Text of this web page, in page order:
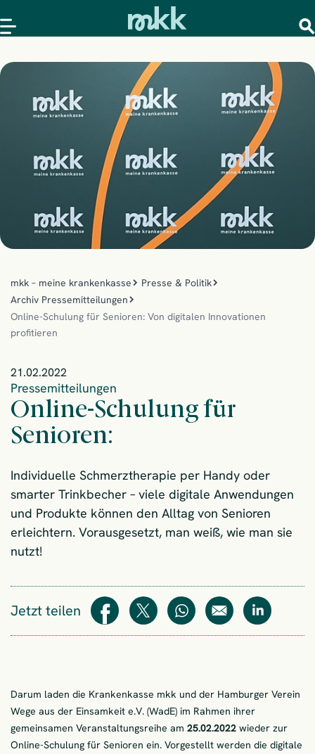
mkk – meine krankenkasse
Presse & Politik
Archiv Pressemitteilungen
Online-Schulung für Senioren: Von digitalen Innovationen
profitieren
21.02.2022
Pressemitteilungen
Online-Schulung für
Senioren:
Individuelle Schmerztherapie per Handy oder
smarter Trinkbecher – viele digitale Anwendungen
und Produkte können den Alltag von Senioren
erleichtern. Vorausgesetzt, man weiß, wie man sie
nutzt!
Jetzt teilen Teilen Teilen WhatsAppE-Mail Teilen
Darum laden die Krankenkasse mkk und der Hamburger Verein
Wege aus der Einsamkeit e.V. (WadE) im Rahmen ihrer
gemeinsamen Veranstaltungsreihe am 25.02.2022 wieder zur
Online-Schulung für Senioren ein. Vorgestellt werden die digitale